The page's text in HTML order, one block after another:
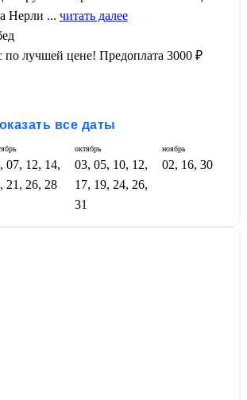
Нерли ... читать далее
по лучшей цене! Предоплата 3000 ₽
все даты
07, 12, 14,
21, 26, 28
октябрь
03, 05, 10, 12,
17, 19, 24, 26,
31
ноябрь
02, 16, 30